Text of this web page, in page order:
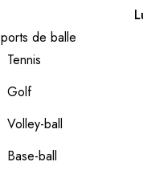
de balle
Tennis
Golf
Volley-ball
Base-ball